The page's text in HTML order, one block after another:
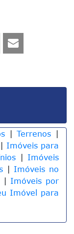
|Terrenos
Imóveis para
Imóveis
Imóveis no
Imóveis por
Imóvel para